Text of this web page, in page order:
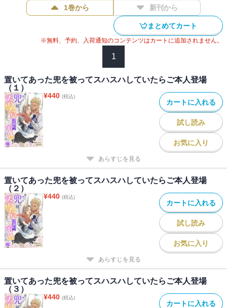
かけられ、翌日から毎朝『尋問』を受けることになった。
鍛錬後の『汗だく抱擁』を罰だと考えているらしいグレニスに抱き
しめられて、立ち上る汗の香りにうっとりと陶酔するリヴェリー。
そんな幸せな日々にようやく恋心を自覚したリヴェリーのもとに、
実家から名も知らない相手との婚約を知らせる手紙が届いて
『置いてあった兜を被ってスハスハしていたらご本人登場（５）』
には「【十三】家族の一員」～「【書き下ろし番外編・その二】名
探偵マノン？」を収録
1巻から 新刊から
まとめてカート
※無料、予約、入荷通知のコンテンツはカートに追加されません。
1
置いてあった兜を被ってスハスハしていたらご本人登場
（１）
¥440 (税込)
カートに入れる
試し読み
お気に入り
あらすじを見る
置いてあった兜を被ってスハスハしていたらご本人登場
（２）
¥440 (税込)
カートに入れる
試し読み
お気に入り
あらすじを見る
置いてあった兜を被ってスハスハしていたらご本人登場
（３）
¥440 (税込)
カートに入れる